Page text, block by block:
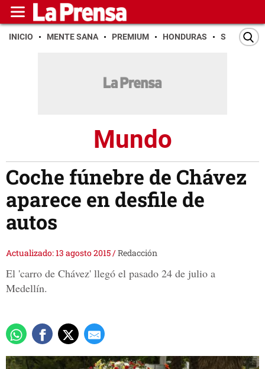
INICIO MENTE SANA PREMIUM HONDURAS SAN PEDRO
Mundo
Coche fúnebre de Chávez
aparece en desfile de
autos
Actualizado: 13 agosto 2015/Redacción
El 'carro de Chávez' llegó el pasado 24 de julio a
Medellín.